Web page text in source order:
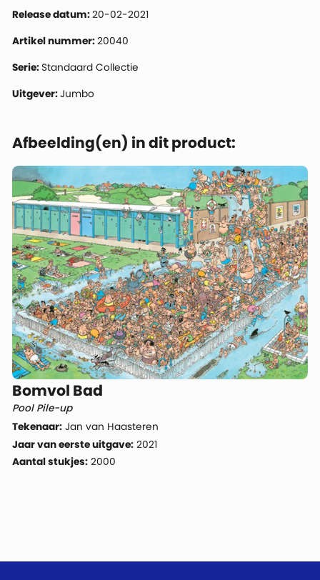
Release datum:20-02-2021
Artikel nummer:20040
Serie: Standaard Collectie
Uitgever:Jumbo
Afbeelding(en) in dit product:
Bomvol Bad
Pool Pile-up
Tekenaar: Jan van Haasteren
Jaar van eerste uitgave: 2021
Aantal stukjes: 2000